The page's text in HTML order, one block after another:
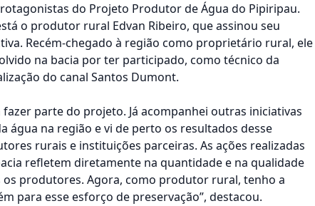
do Projeto Produtor de Água do Pipiripau.
o produtor rural Edvan Ribeiro, que assinou seu
Recém-chegado à região como proprietário rural, ele
na bacia por ter participado, como técnico da
do canal Santos Dumont.
parte do projeto. Já acompanhei outras iniciativas
água na região e vi de perto os resultados desse
rurais e instituições parceiras. As ações realizadas
refletem diretamente na quantidade e na qualidade
produtores. Agora, como produtor rural, tenho a
para esse esforço de preservação”, destacou.